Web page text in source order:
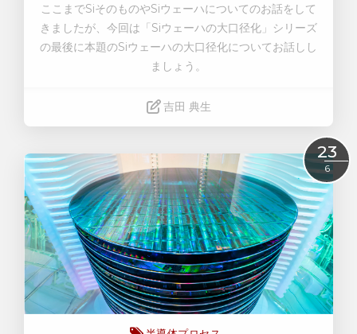
ここまでSiそのものやSiウェーハについてのお話をして
きましたが、今回は「Siウェーハの大口径化」シリーズ
の最後に本題のSiウェーハの大口径化についてお話しし
ましょう。
吉田 典生
23
6